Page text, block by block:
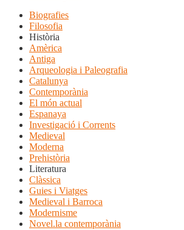
Biografies
Filosofia
Història
Amèrica
Antiga
Arqueologia i Paleografia
Catalunya
Contemporània
El món actual
Espanaya
Investigació i Corrents
Medieval
Moderna
Prehistòria
Literatura
Clàssica
Guies i Viatges
Medieval i Barroca
Modernisme
Novel.la contemporània